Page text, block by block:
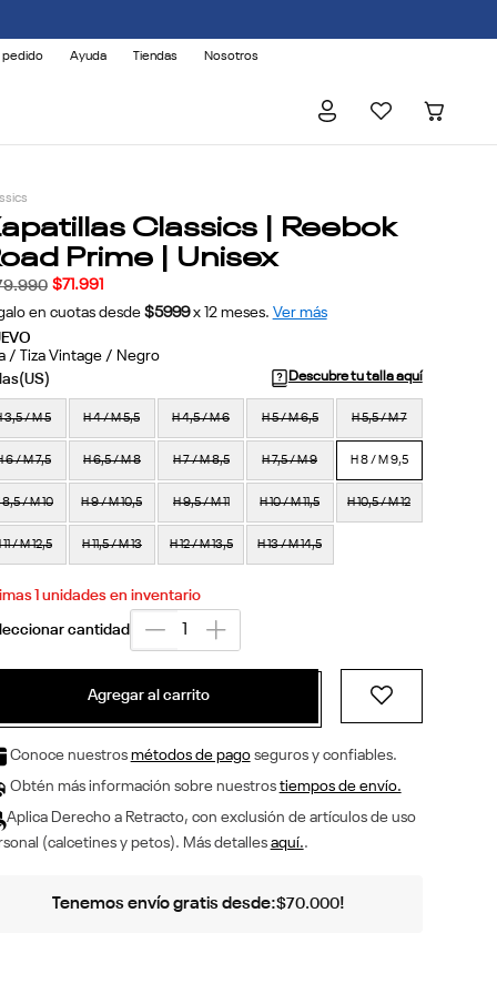
pedido Ayuda Tiendas Nosotros
Classics | Reebok
Prime | Unisex
.990 $71 .991
en cuotas desde $5999 x 12meses. Ver más
/ Tiza Vintage / Negro
Descubre tu talla aquí
3,5 / M 5 H 4 / M 5,5 H 4,5 / M 6 H 5 / M 6,5 H 5,5 / M 7
6 / M 7,5 H 6,5 / M 8 H 7 / M 8,5 H 7,5 / M 9 H 8 / M 9,5
8,5 / M 10 H 9 / M 10,5 H 9,5 / M 11 H 10 / M 11,5 H 10,5 / M 12
11 / M 12,5 H 11,5 / M 13 H 12 / M 13,5 H 13 / M 14,5
unidades en inventario
Agregar al carrito
Conoce nuestros métodos de pagoseguros y confiables.
Obtén más información sobre nuestros tiempos de envío.
Aplica Derecho a Retracto, con exclusión de artículos de uso
(calcetines y petos). Más detalles aquí..
Tenemos envío gratis desde:$70.000!